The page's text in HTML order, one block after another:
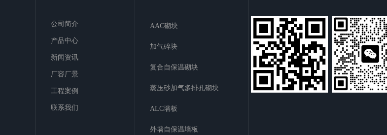
公司简介
产品中心
新闻资讯
厂容厂景
工程案例
联系我们
AAC砌块
加气碎块
复合自保温砌块
蒸压砂加气多排孔砌块
ALC墙板
外墙自保温墙板